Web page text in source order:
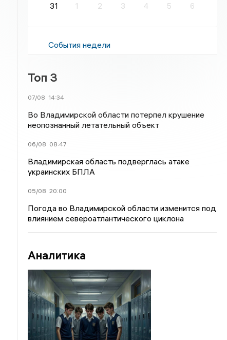
31
1 2 3 4 5 6
События недели
Топ 3
07/08 14:34
Во Владимирской области потерпел крушение
неопознанный летательный объект
06/08 08:47
Владимирская область подверглась атаке
украинских БПЛА
05/08 20:00
Погода во Владимирской области изменится под
влиянием североатлантического циклона
Аналитика